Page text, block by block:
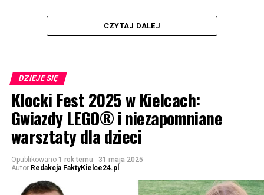
CZYTAJ DALEJ
DZIEJE SIĘ
Klocki Fest 2025 w Kielcach:
Gwiazdy LEGO® i niezapomniane
warsztaty dla dzieci
Opublikowano 1 rok temu - 31 maja 2025
Autor Redakcja FaktyKielce24.pl